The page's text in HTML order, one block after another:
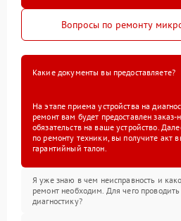
Вопросы по ремонту
Какие документы вы предоставляете?
На этапе приема устройства на
ремонт вам будет предоставлен
обязательств на ваше устройство.
по ремонту техники, вы получите акт
гарантийный талон.
Я уже знаю в чем неисправность и
ремонт необходим. Для чего проводить
диагностику?